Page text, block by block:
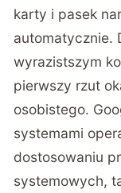
karty i pasek
automatycznie.
wyrazistszym
pierwszy rzut
osobistego.
systemami
dostosowaniu
systemowych,